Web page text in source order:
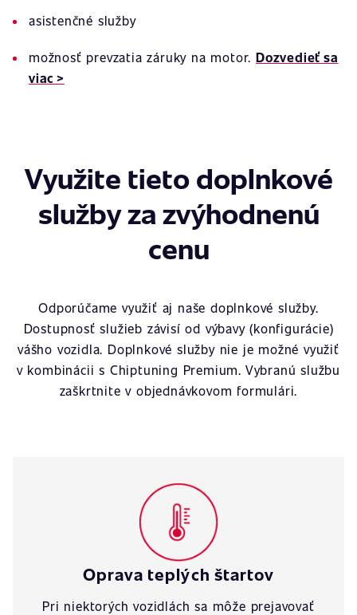
asistenčné služby
možnosť prevzatia záruky na motor. Dozvedieť sa
viac >
Využite tieto doplnkové
služby za zvýhodnenú
cenu
Odporúčame využiť aj naše doplnkové služby.
Dostupnosť služieb závisí od výbavy (konfigurácie)
vášho vozidla. Doplnkové služby nie je možné využiť
v kombinácii s Chiptuning Premium. Vybranú službu
zaškrtnite v objednávkovom formulári.
Oprava teplých štartov
Pri niektorých vozidlách sa môže prejavovať